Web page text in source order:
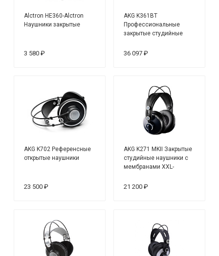
Alctron HE360-Alctron
Наушники закрытые
3 580 ₽
AKG K361BT
Профессиональные
закрытые студийные
36 097 ₽
AKG K702 Референсные
открытые наушники
23 500 ₽
AKG K271 MKII Закрытые
студийные наушники с
мембранами XXL-
21 200 ₽